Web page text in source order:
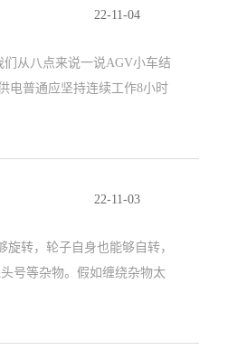
22-11-04
从八点来说一说AGV小车结
电普通应坚持连续工作8小时
22-11-03
转，轮子自身也能够自转，
号等杂物。假如缠绕杂物太